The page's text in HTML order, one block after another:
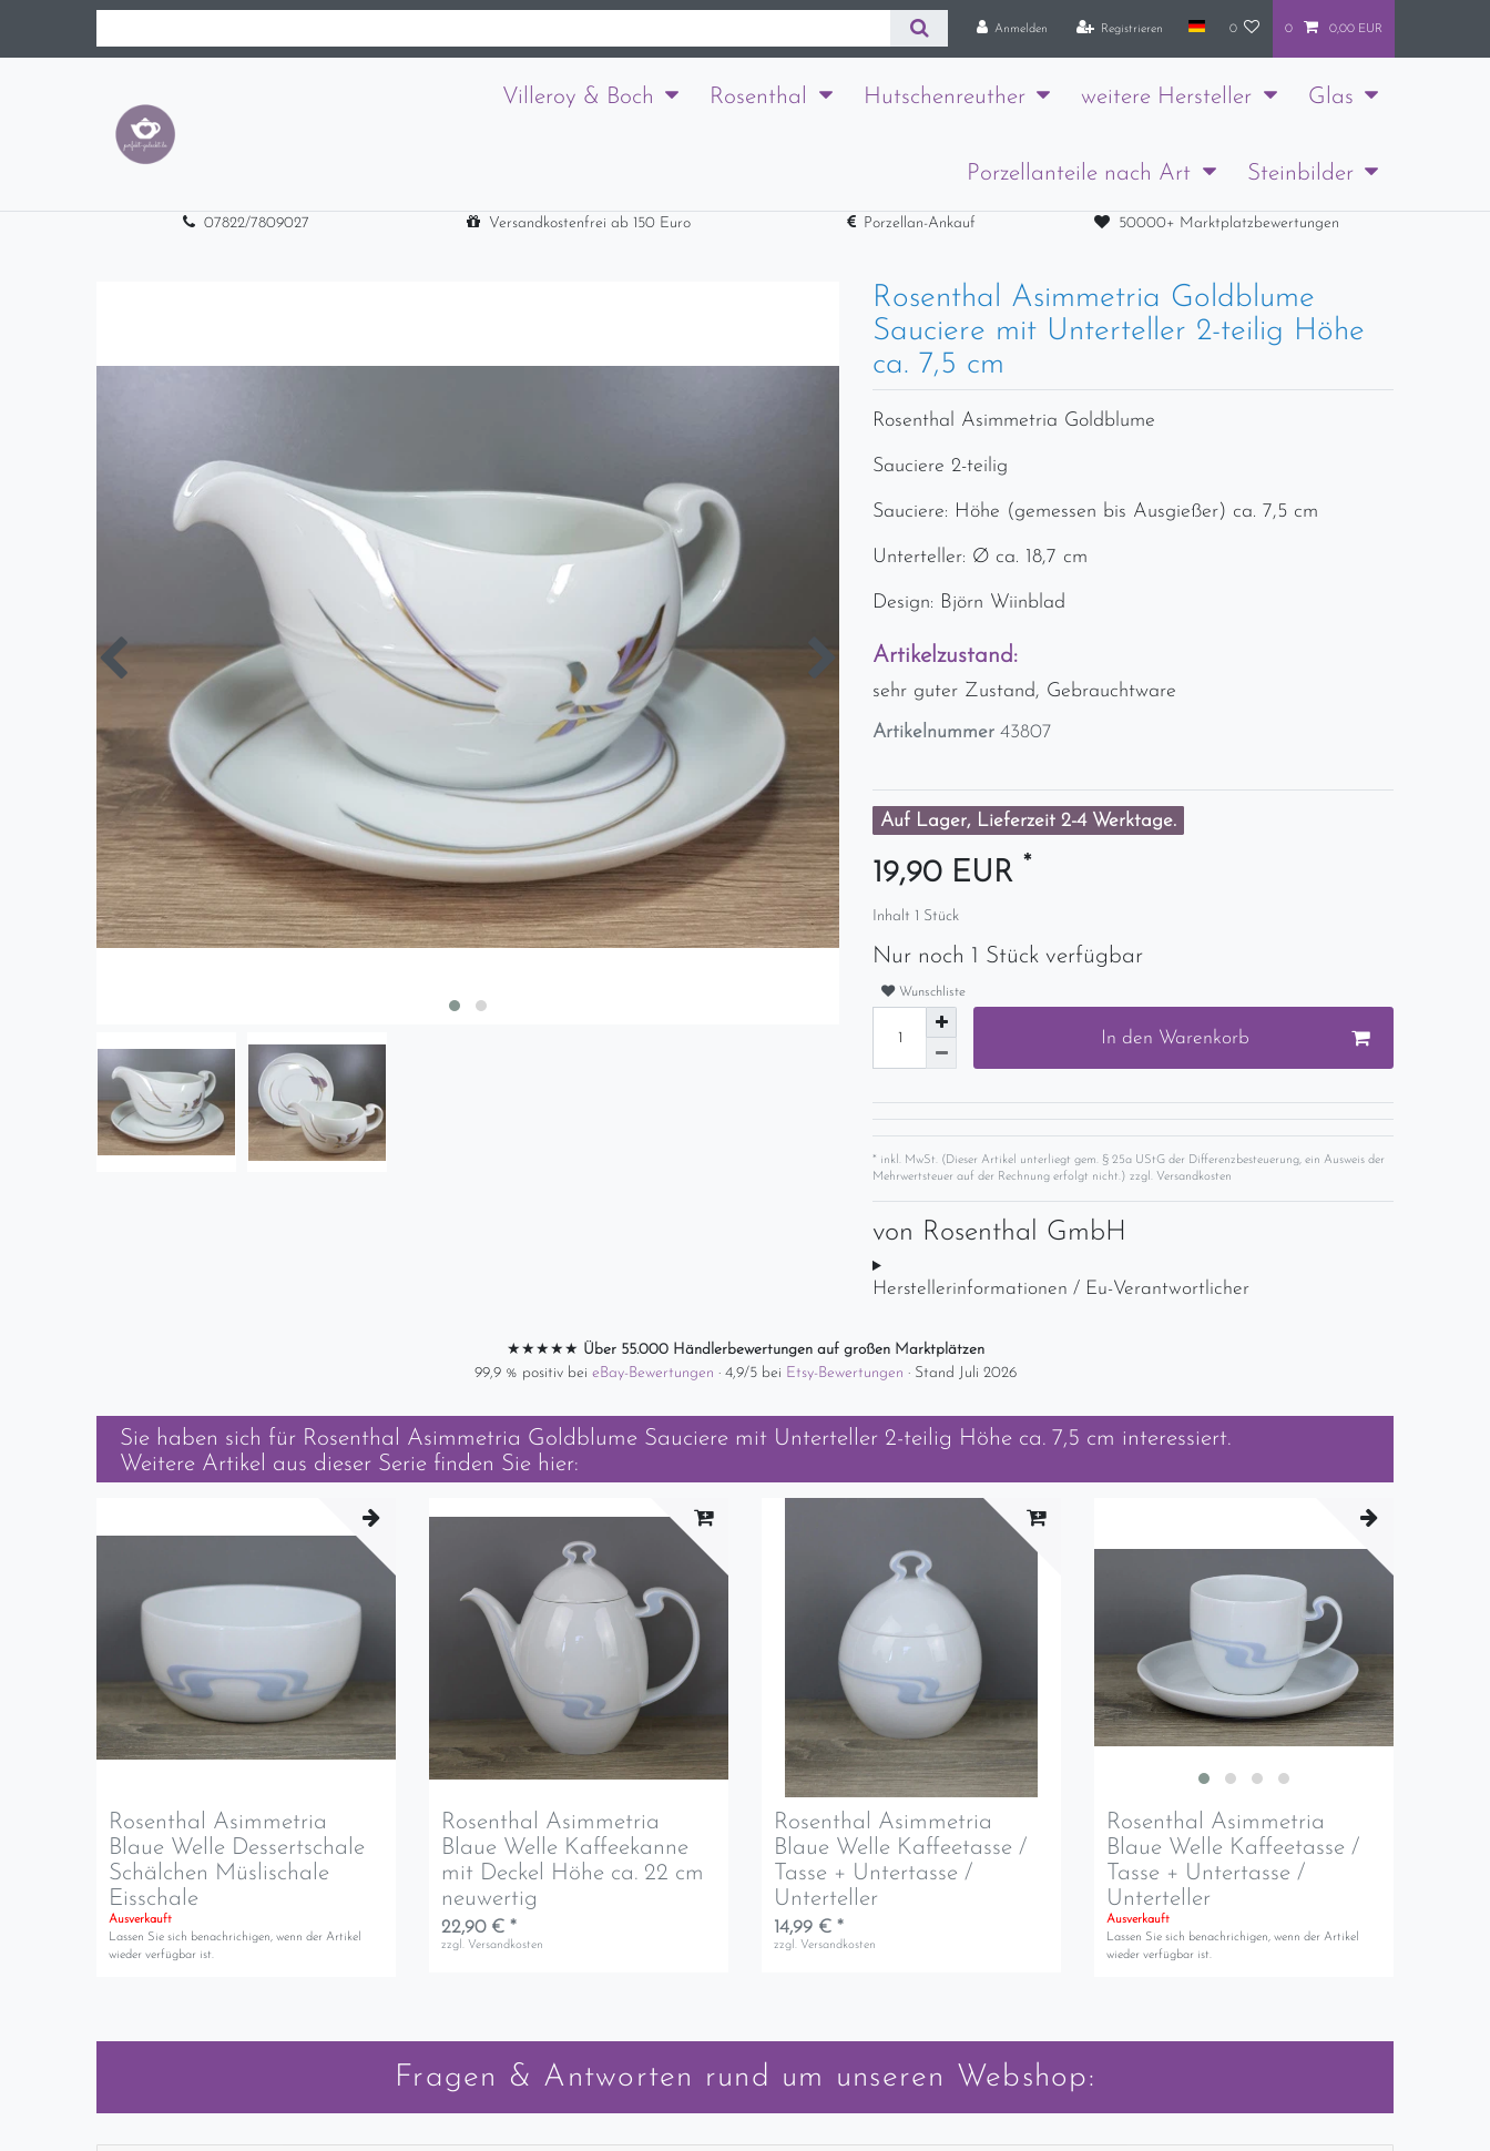
Anmelden Registrieren 0 0 0,00 EUR
Villeroy & Boch Rosenthal Hutschenreuther weitere Hersteller Glas
Porzellanteile nach Art Steinbilder
07822/7809027 Versandkostenfrei ab 150 Euro Porzellan-Ankauf 50000+ Marktplatzbewertungen
Rosenthal Asimmetria Goldblume
Sauciere mit Unterteller 2-teilig Höhe
ca. 7,5 cm
Rosenthal Asimmetria Goldblume
Sauciere 2-teilig
Sauciere: Höhe (gemessen bis Ausgießer) ca. 7,5 cm
Unterteller: Ø ca. 18,7 cm
Design: Björn Wiinblad
Artikelzustand:
sehr guter Zustand, Gebrauchtware
Artikelnummer 43807
Auf Lager, Lieferzeit 2-4 Werktage.
19,90 EUR *
Inhalt 1 Stück
Nur noch 1 Stück verfügbar
Wunschliste
In den Warenkorb
* inkl. MwSt. (Dieser Artikel unterliegt gem. § 25a UStG der Differenzbesteuerung, ein Ausweis der
Mehrwertsteuer auf der Rechnung erfolgt nicht.) zzgl. Versandkosten
von Rosenthal GmbH
Herstellerinformationen / Eu-Verantwortlicher
★★★★★ Über 55.000 Händlerbewertungen auf großen Marktplätzen
99,9 % positiv bei eBay-Bewertungen · 4,9/5 bei Etsy-Bewertungen · Stand Juli 2026
Sie haben sich für Rosenthal Asimmetria Goldblume Sauciere mit Unterteller 2-teilig Höhe ca. 7,5 cm interessiert.
Weitere Artikel aus dieser Serie finden Sie hier:
Rosenthal Asimmetria
Blaue Welle Dessertschale
Schälchen Müslischale
Eisschale
Ausverkauft
Lassen Sie sich benachrichigen, wenn der Artikel
wieder verfügbar ist.
Rosenthal Asimmetria
Blaue Welle Kaffeekanne
mit Deckel Höhe ca. 22 cm
neuwertig
22,90 € *
zzgl. Versandkosten
Rosenthal Asimmetria
Blaue Welle Kaffeetasse /
Tasse + Untertasse /
Unterteller
14,99 € *
zzgl. Versandkosten
Rosenthal Asimmetria
Blaue Welle Kaffeetasse /
Tasse + Untertasse /
Unterteller
Ausverkauft
Lassen Sie sich benachrichigen, wenn der Artikel
wieder verfügbar ist.
Fragen & Antworten rund um unseren Webshop: